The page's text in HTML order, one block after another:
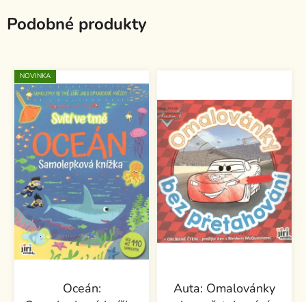
Podobné produkty
NOVINKA
Oceán:
Auta: Omalovánky